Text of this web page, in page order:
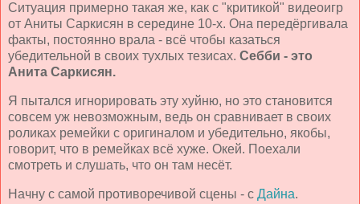
Ситуация примерно такая же, как с "критикой" видеоигр
от Аниты Саркисян в середине 10-х. Она передёргивала
факты, постоянно врала - всё чтобы казаться
убедительной в своих тухлых тезисах. Себби - это
Анита Саркисян.
Я пытался игнорировать эту хуйню, но это становится
совсем уж невозможным, ведь он сравнивает в своих
роликах ремейки с оригиналом и убедительно, якобы,
говорит, что в ремейках всё хуже. Окей. Поехали
смотреть и слушать, что он там несёт.
Начну с самой противоречивой сцены - с Дайна.